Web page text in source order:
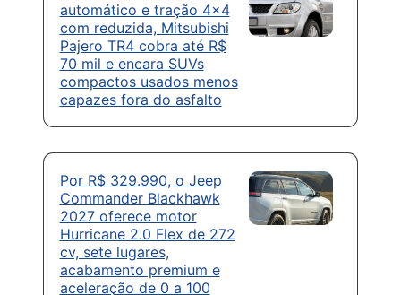
automático e tração 4×4
com reduzida, Mitsubishi
Pajero TR4 cobra até R$
70 mil e encara SUVs
compactos usados menos
capazes fora do asfalto
Por R$ 329.990, o Jeep
Commander Blackhawk
2027 oferece motor
Hurricane 2.0 Flex de 272
cv, sete lugares,
acabamento premium e
aceleração de 0 a 100